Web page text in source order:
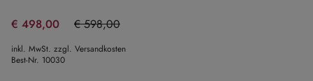
€ 498,00 € 598,00
(16.72% gespart)
inkl. MwSt. zzgl. Versandkosten
Best-Nr. 10030